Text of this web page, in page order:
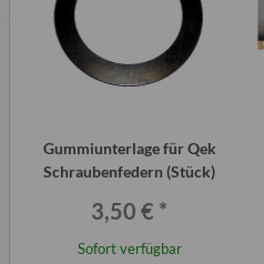
Gummiunterlage für Qek
Schraubenfedern (Stück)
3,50 € *
Sofort verfügbar